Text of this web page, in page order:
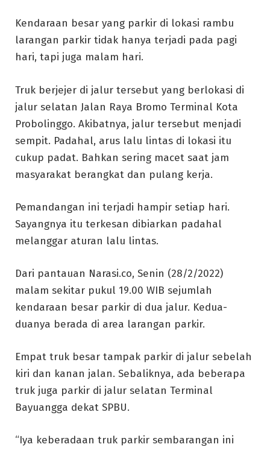
Kendaraan besar yang parkir di lokasi rambu
larangan parkir tidak hanya terjadi pada pagi
hari, tapi juga malam hari.
Truk berjejer di jalur tersebut yang berlokasi di
jalur selatan Jalan Raya Bromo Terminal Kota
Probolinggo. Akibatnya, jalur tersebut menjadi
sempit. Padahal, arus lalu lintas di lokasi itu
cukup padat. Bahkan sering macet saat jam
masyarakat berangkat dan pulang kerja.
Pemandangan ini terjadi hampir setiap hari.
Sayangnya itu terkesan dibiarkan padahal
melanggar aturan lalu lintas.
Dari pantauan Narasi.co, Senin (28/2/2022)
malam sekitar pukul 19.00 WIB sejumlah
kendaraan besar parkir di dua jalur. Kedua-
duanya berada di area larangan parkir.
Empat truk besar tampak parkir di jalur sebelah
kiri dan kanan jalan. Sebaliknya, ada beberapa
truk juga parkir di jalur selatan Terminal
Bayuangga dekat SPBU.
“Iya keberadaan truk parkir sembarangan ini